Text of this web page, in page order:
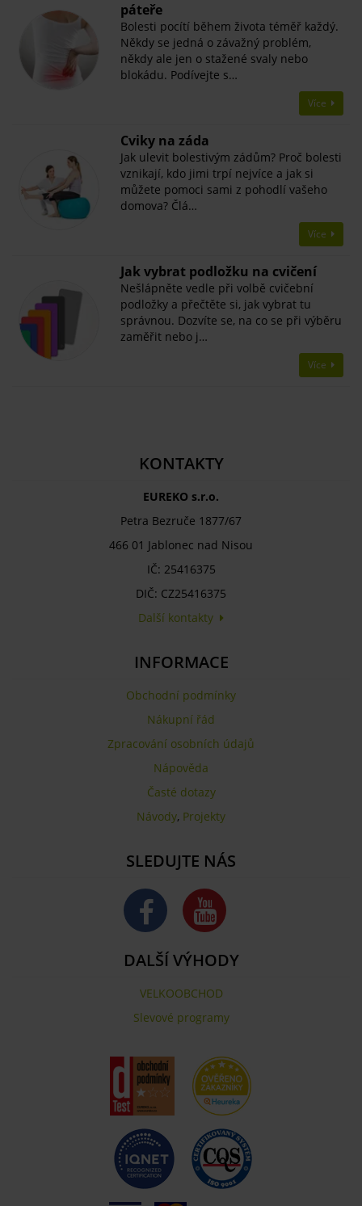
páteře
Bolesti pocítí během života téměř každý.
Někdy se jedná o závažný problém,
někdy ale jen o stažené svaly nebo
blokádu. Podívejte s…
Více
​Cviky na záda
Jak ulevit bolestivým zádům? Proč bolesti
vznikají, kdo jimi trpí nejvíce a jak si
můžete pomoci sami z pohodlí vašeho
domova? Člá…
Více
Jak vybrat podložku na cvičení
Nešlápněte vedle při volbě cvičební
podložky a přečtěte si, jak vybrat tu
správnou. Dozvíte se, na co se při výběru
zaměřit nebo j…
Více
KONTAKTY
EUREKO s.r.o.
Petra Bezruče 1877/67
466 01 Jablonec nad Nisou
IČ: 25416375
DIČ: CZ25416375
Další kontakty
INFORMACE
Obchodní podmínky
Nákupní řád
Zpracování osobních údajů
Nápověda
Časté dotazy
Návody, Projekty
SLEDUJTE NÁS
DALŠÍ VÝHODY
VELKOOBCHOD
Slevové programy